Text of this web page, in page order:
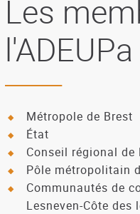
Les
l'ADEUPa
Métropole de Brest
État
Conseil régional de
Pôle métropolitain
Communautés de
Lesneven-Côte des